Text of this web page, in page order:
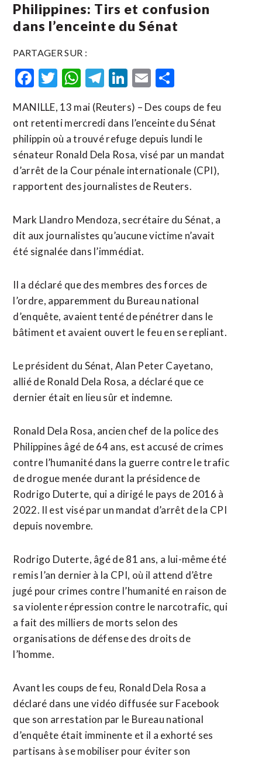
Philippines: Tirs et confusion
dans l’enceinte du Sénat
PARTAGER SUR :
Facebook
Twitter
WhatsApp
Telegram
LinkedIn
Email
MANILLE, 13 mai (Reuters) – Des coups de feu
ont retenti mercredi dans l’enceinte du Sénat
philippin où a trouvé refuge depuis lundi le
sénateur Ronald Dela Rosa, visé par un mandat
d’arrêt de la Cour pénale internationale (CPI),
rapportent des journalistes de Reuters.
Mark Llandro Mendoza, secrétaire du ​Sénat, a
‌dit aux journalistes qu’aucune victime n’avait
été signalée ​dans l’immédiat.
Il a ⁠déclaré que des membres des forces de
l’ordre, apparemment du Bureau ‌national
d’enquête, avaient ‌tenté de pénétrer dans le
bâtiment et avaient ouvert le feu en se repliant.
Le président du Sénat, Alan Peter Cayetano,
allié de Ronald Dela Rosa, a déclaré que ​ce
dernier était en lieu sûr et indemne.
Ronald Dela Rosa, ancien chef de la police des
Philippines âgé de 64 ans, est accusé de crimes
contre l’humanité dans la guerre contre le trafic
de drogue menée durant la présidence de
Rodrigo Duterte, qui a dirigé le pays de ⁠2016 à
2022. Il est visé par un mandat d’arrêt de la CPI
depuis novembre.
Rodrigo ⁠Duterte, âgé de 81 ans, a lui-même été
remis l’an dernier à la CPI, où il attend d’être
jugé pour crimes contre l’humanité en raison de
sa violente répression contre le narcotrafic, qui
a fait des milliers de morts selon des
organisations de défense des ⁠droits ‌de
l’homme.
Avant les coups de feu, Ronald Dela Rosa a
déclaré dans une ⁠vidéo diffusée sur Facebook
que son arrestation par le ​Bureau national
d’enquête ​était imminente et il a exhorté ses
partisans à se mobiliser pour éviter son